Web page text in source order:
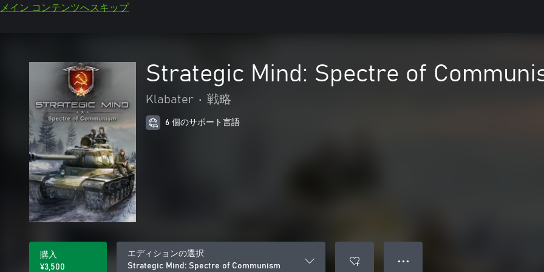
メイン コンテンツへスキップ
Strategic Mind: Spectre of
Klabater • 戦略
6 個のサポート言語
購入
¥3,500
エディションの選択
Strategic Mind: Spectre of Communism
● ● ●